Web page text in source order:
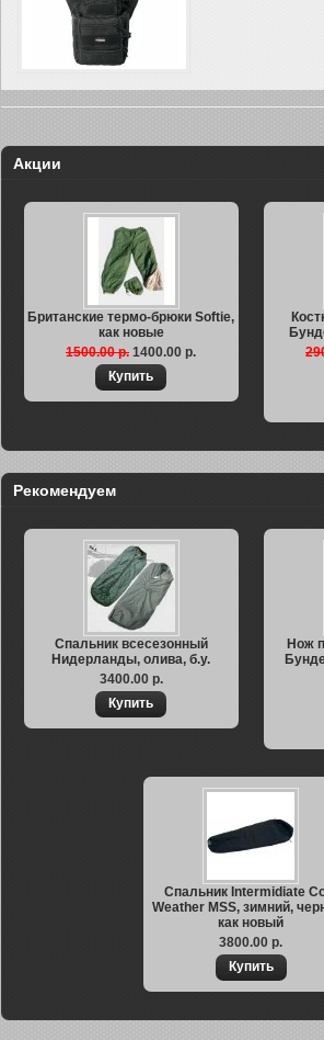
Акции
Британские термо-брюки Softie,
как новые
1500.00 р. 1400.00 р.
Рекомендуем
Спальник всесезонный
Нидерланды, олива, б.у.
3400.00 р.
Нож
Спальник Intermidiate
Weather MSS, зимний,
как новый
3800.00 р.